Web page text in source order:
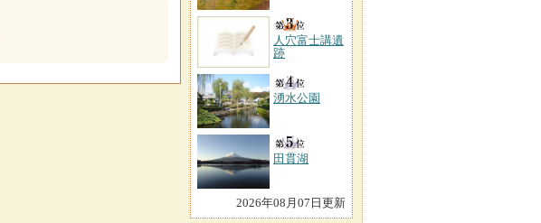
人穴富士講遺
跡
湧水公園
田貫湖
2026年08月07日更新